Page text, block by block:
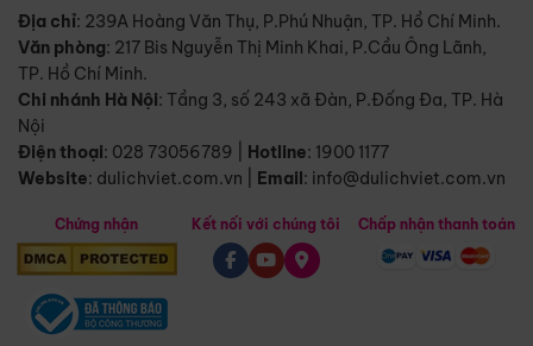
Địa chỉ: 239A Hoàng Văn Thụ, P.Phú Nhuận, TP. Hồ Chí Minh.
Văn phòng: 217 Bis Nguyễn Thị Minh Khai, P.Cầu Ông Lãnh,
TP. Hồ Chí Minh.
Chi nhánh Hà Nội: Tầng 3, số 243 xã Đàn, P.Đống Đa, TP. Hà
Nội
Điện thoại: 028 73056789 Hotline: 1900 1177
Website: dulichviet.com.vn Email: info@dulichviet.com.vn
Chứng nhận Kết nối với chúng tôi Chấp nhận thanh toán